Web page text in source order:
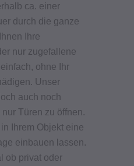
ca. einer
durch die ganze
Ihre
nur zugefallene
ohne Ihr
Unser
auch noch
Türen zu öffnen.
Ihrem Objekt eine
einbauen lassen.
ob privat oder